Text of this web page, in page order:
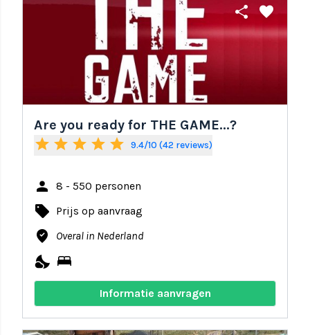
share favorite
Are you ready for THE GAME...?
star star star star star 9.4/10 (42 reviews)
person 8 - 550 personen
local_offer Prijs op aanvraag
where_to_vote Overal in Nederland
nights_stay bed
Informatie aanvragen